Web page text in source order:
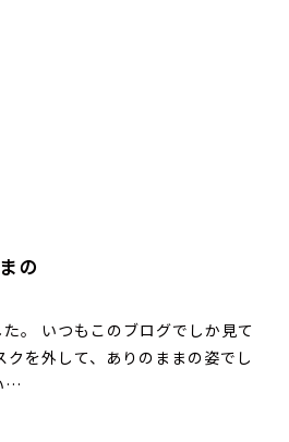
の
。 いつもこのブログでしか見て
を外して、ありのままの姿でし
…